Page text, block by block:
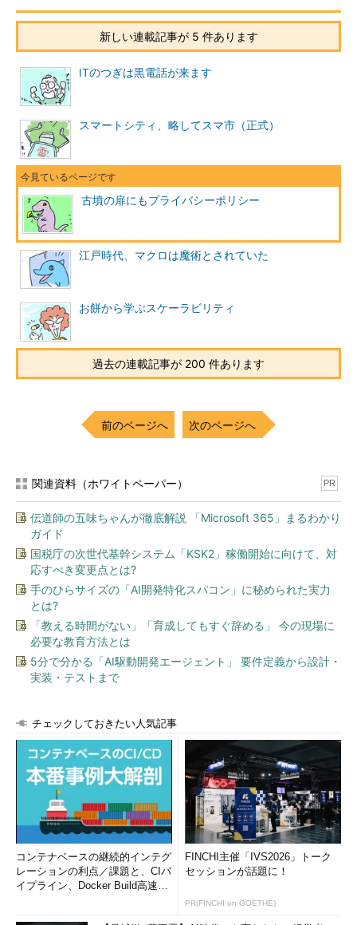
新しい連載記事が 5 件あります
ITのつぎは黒電話が来ます
スマートシティ、略してスマ市（正式）
古墳の扉にもプライバシーポリシー
江戸時代、マクロは魔術とされていた
お餅から学ぶスケーラビリティ
過去の連載記事が 200 件あります
前のページへ 次のページへ
関連資料（ホワイトペーパー） PR
伝道師の五味ちゃんが徹底解説 「Microsoft 365」まるわかり
ガイド
国税庁の次世代基幹システム「KSK2」稼働開始に向けて、対
応すべき変更点とは?
手のひらサイズの「AI開発特化スパコン」に秘められた実力
とは?
「教える時間がない」「育成してもすぐ辞める」 今の現場に
必要な教育方法とは
5分で分かる「AI駆動開発エージェント」 要件定義から設計・
実装・テストまで
チェックしておきたい人気記事
コンテナベースの継続的インテグ
レーションの利点／課題と、CIパ
イプライン、Docker Build高速化
FINCHI主催「IVS2026」トーク
セッションが話題に！
PR(FINCHI on GOETHE)